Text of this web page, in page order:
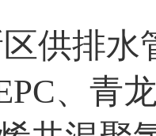
供排
、青